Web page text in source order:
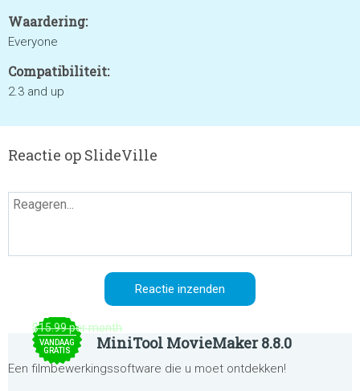
Waardering:
Everyone
Compatibiliteit:
2.3 and up
Reactie op SlideVille
$15.99 per month
VANDAAG
GRATIS
MiniTool MovieMaker 8.8.0
Een filmbewerkingssoftware die u moet ontdekken!